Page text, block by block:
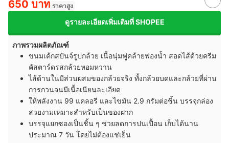
650 บาท ราคาสูง
ดูรายละเอียดเพิ่มเติมที่ SHOPEE
ภาพรวมผลิตภัณฑ์
ขนมเค้กสปันจ์รูปกล้วย เนื้อนุ่มฟูคล้ายฟองน้ำ สอดไส้ด้วยครีม
คัสตาร์ดรสกล้วยหอมหวาน
ไส้ด้านในมีส่วนผสมของกล้วยจริง ทั้งกล้วยบดและกล้วยที่ผ่าน
การกวนจนมีเนื้อเนียนละเอียด
ให้พลังงาน 99 แคลอรี และไขมัน 2.9 กรัมต่อชิ้น บรรจุกล่อง
สวยงามเหมาะสำหรับเป็นของฝาก
บรรจุแยกซองเป็นชิ้น ๆ ช่วยลดการปนเปื้อน เก็บได้นาน
ประมาณ 7 วัน โดยไม่ต้องแช่เย็น